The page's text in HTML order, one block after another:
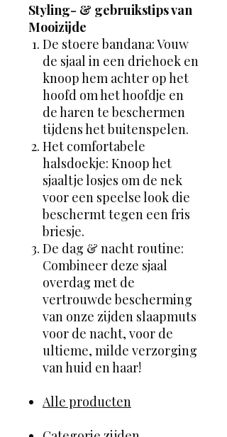
Styling- & gebruikstips van
Mooizijde
De stoere bandana: Vouw
de sjaal in een driehoek en
knoop hem achter op het
hoofd om het hoofdje en
de haren te beschermen
tijdens het buitenspelen.
Het comfortabele
halsdoekje: Knoop het
sjaaltje losjes om de nek
voor een speelse look die
beschermt tegen een fris
briesje.
De dag & nacht routine:
Combineer deze sjaal
overdag met de
vertrouwde bescherming
van onze zijden slaapmuts
voor de nacht, voor de
ultieme, milde verzorging
van huid en haar!
Alle producten